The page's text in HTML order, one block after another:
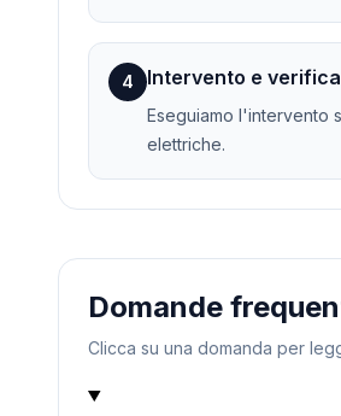
4 Intervento e
Eseguiamo l'intervento
elettriche.
Domande
Clicca su una domanda per